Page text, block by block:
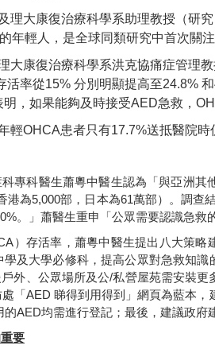
理大康復治療科學系助理教授（研
年輕人，是全球同類研究中首次關
大康復治療科學系洪克協痛症管理
活率從15% 分別明顯提高至24.8% 和
明，如果能夠及時接受AED急救，
輕OHCA患者只有17.7%送抵醫院時
專科醫生蕭粵中醫生認為「與亞洲其
港為5,000部，日本為61萬部）。調查
。」蕭醫生重申「公眾需要認識急救
）存活率，蕭粵中醫生提出八大策
學及大學必修科，提高公眾對急救知
外、公眾場所及公/私營屋苑需安裝更
「AED 睇得到用得到」網頁為藍本，
的AED均需進行登記；最後，建議政府
要